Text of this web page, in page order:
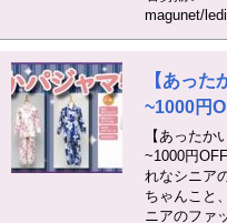
magunet/
【あった
~1000円
【あったか
~1000円
れなシニア
ちゃんこと
ニアのファ